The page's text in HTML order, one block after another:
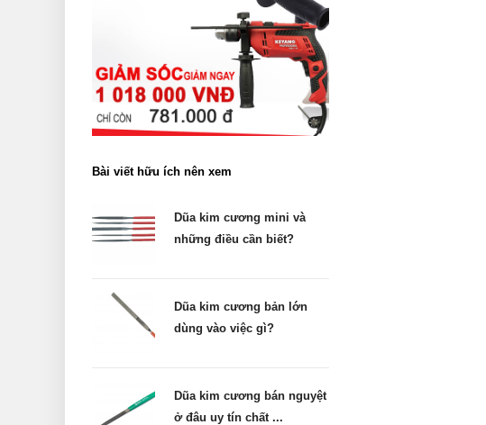
Bài viết hữu ích nên xem
Dũa kim cương mini và
những điều cần biết?
Dũa kim cương bản lớn
dùng vào việc gì?
Dũa kim cương bán nguyệt
ở đâu uy tín chất ...